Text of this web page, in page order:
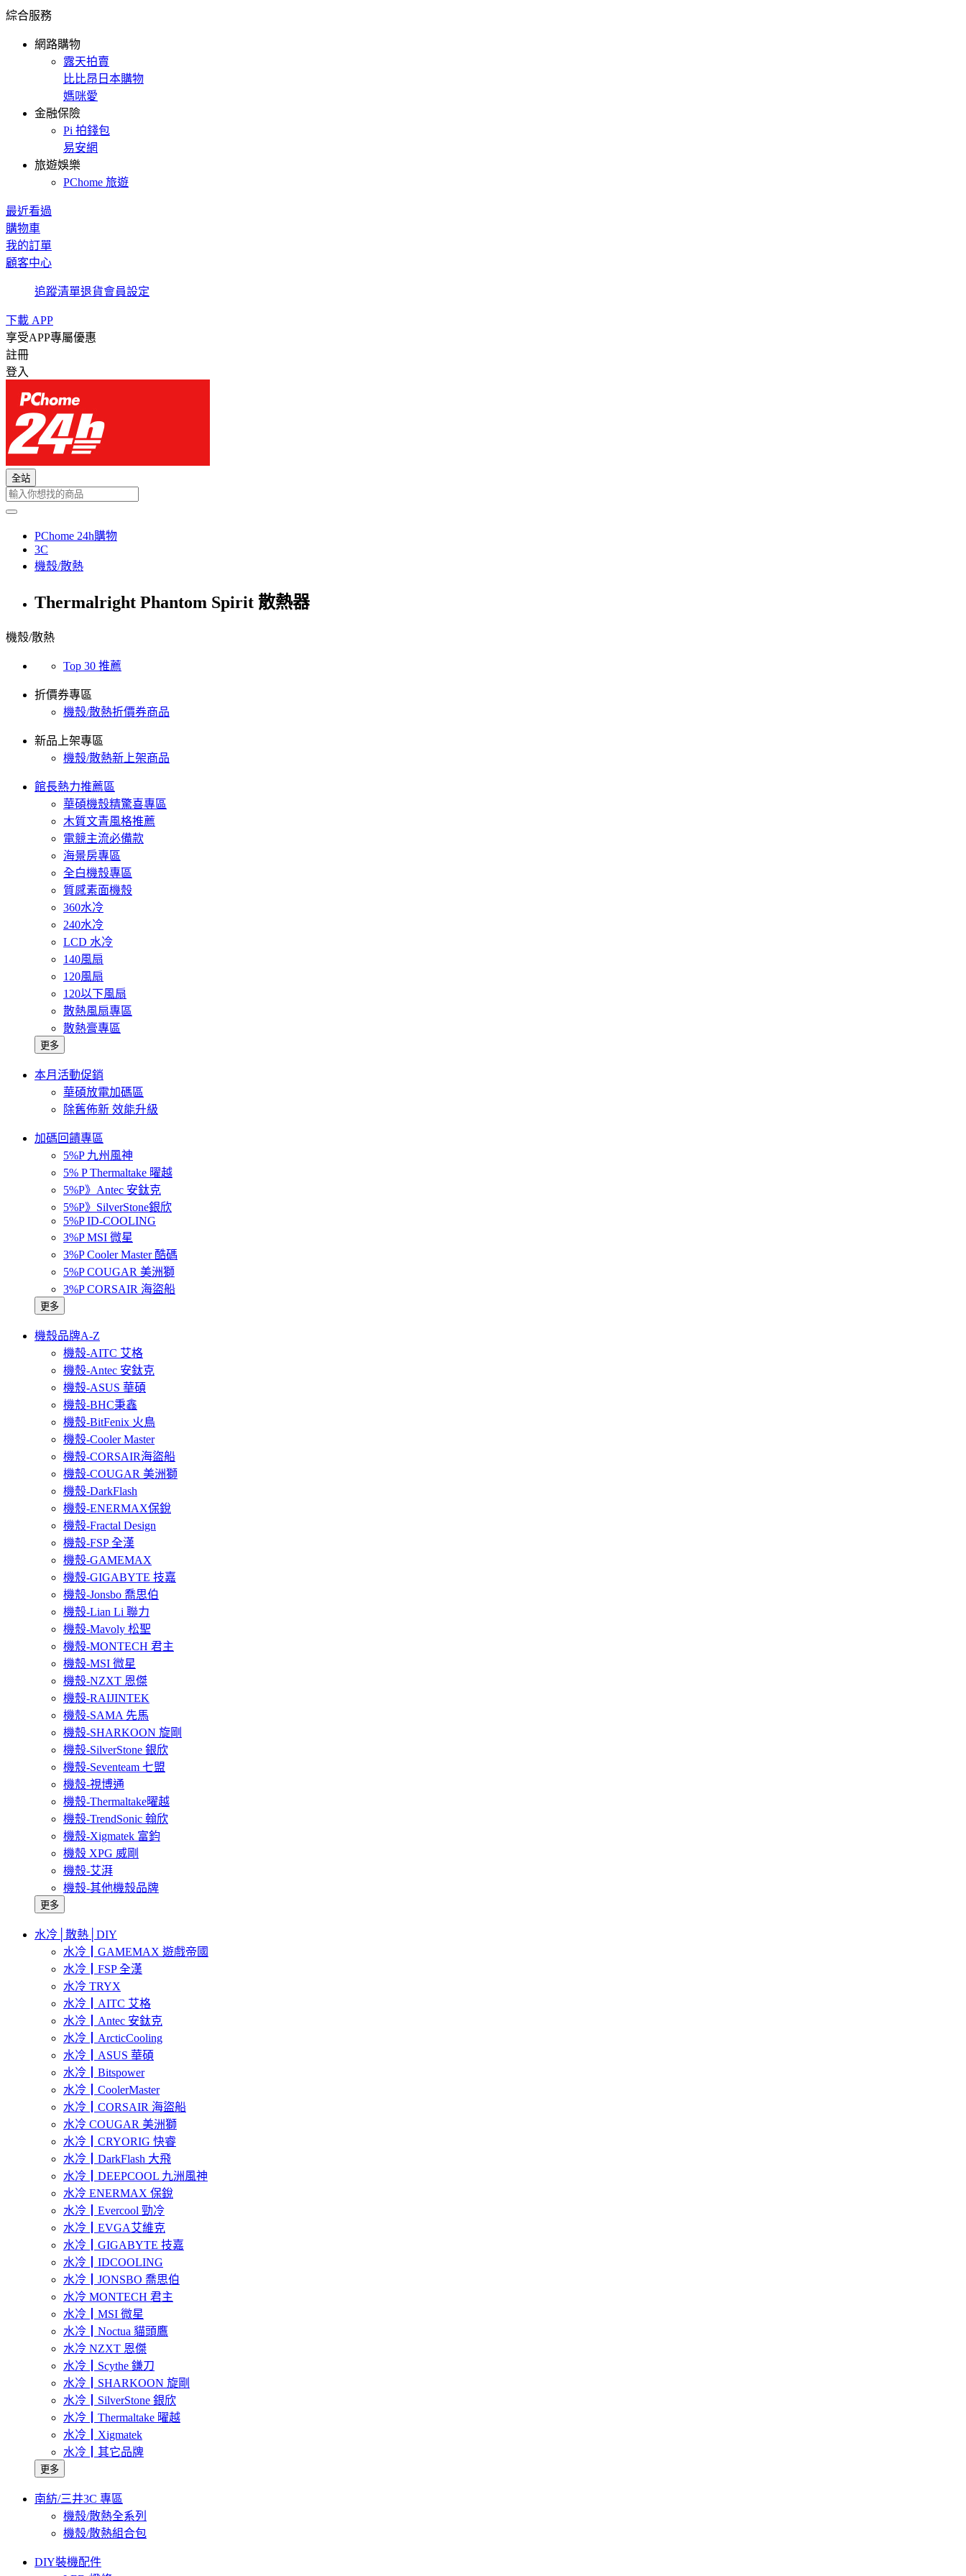
綜合服務
網路購物
露天拍賣
比比昂日本購物
媽咪愛
金融保險
Pi 拍錢包
易安網
旅遊娛樂
PChome 旅遊
最近看過
購物車
我的訂單
顧客中心
追蹤清單退貨會員設定
下載 APP
享受APP專屬優惠
註冊
登入
全站
PChome 24h購物
3C
機殼/散熱
Thermalright Phantom Spirit 散熱器
機殼/散熱
Top 30 推薦
折價券專區
機殼/散熱折價券商品
新品上架專區
機殼/散熱新上架商品
館長熱力推薦區
華碩機殼精驚喜專區
木質文青風格推薦
電競主流必備款
海景房專區
全白機殼專區
質感素面機殼
360水冷
240水冷
LCD 水冷
140風扇
120風扇
120以下風扇
散熱風扇專區
散熱膏專區
更多
本月活動促銷
華碩放電加碼區
除舊佈新 效能升級
加碼回饋專區
5%P 九州風神
5% P Thermaltake 曜越
5%P》Antec 安鈦克
5%P》SilverStone銀欣
5%P ID-COOLING
3%P MSI 微星
3%P Cooler Master 酷碼
5%P COUGAR 美洲獅
3%P CORSAIR 海盜船
更多
機殼品牌A-Z
機殼-AITC 艾格
機殼-Antec 安鈦克
機殼-ASUS 華碩
機殼-BHC秉鑫
機殼-BitFenix 火鳥
機殼-Cooler Master
機殼-CORSAIR海盜船
機殼-COUGAR 美洲獅
機殼-DarkFlash
機殼-ENERMAX保銳
機殼-Fractal Design
機殼-FSP 全漢
機殼-GAMEMAX
機殼-GIGABYTE 技嘉
機殼-Jonsbo 喬思伯
機殼-Lian Li 聯力
機殼-Mavoly 松聖
機殼-MONTECH 君主
機殼-MSI 微星
機殼-NZXT 恩傑
機殼-RAIJINTEK
機殼-SAMA 先馬
機殼-SHARKOON 旋剛
機殼-SilverStone 銀欣
機殼-Seventeam 七盟
機殼-視博通
機殼-Thermaltake曜越
機殼-TrendSonic 翰欣
機殼-Xigmatek 富鈞
機殼 XPG 威剛
機殼-艾湃
機殼-其他機殼品牌
更多
水冷│散熱│DIY
水冷┃GAMEMAX 遊戲帝國
水冷┃FSP 全漢
水冷 TRYX
水冷┃AITC 艾格
水冷┃Antec 安鈦克
水冷┃ArcticCooling
水冷┃ASUS 華碩
水冷┃Bitspower
水冷┃CoolerMaster
水冷┃CORSAIR 海盜船
水冷 COUGAR 美洲獅
水冷┃CRYORIG 快睿
水冷┃DarkFlash 大飛
水冷┃DEEPCOOL 九洲風神
水冷 ENERMAX 保銳
水冷┃Evercool 勁冷
水冷┃EVGA艾維克
水冷┃GIGABYTE 技嘉
水冷┃IDCOOLING
水冷┃JONSBO 喬思伯
水冷 MONTECH 君主
水冷┃MSI 微星
水冷┃Noctua 貓頭鷹
水冷 NZXT 恩傑
水冷┃Scythe 鎌刀
水冷┃SHARKOON 旋剛
水冷┃SilverStone 銀欣
水冷┃Thermaltake 曜越
水冷┃Xigmatek
水冷┃其它品牌
更多
南紡/三井3C 專區
機殼/散熱全系列
機殼/散熱組合包
DIY裝機配件